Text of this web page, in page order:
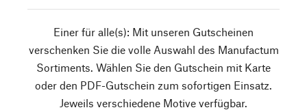
Einer für alle(s): Mit unseren Gutscheinen
verschenken Sie die volle Auswahl des Manufactum
Sortiments. Wählen Sie den Gutschein mit Karte
oder den PDF-Gutschein zum sofortigen Einsatz.
Jeweils verschiedene Motive verfügbar.